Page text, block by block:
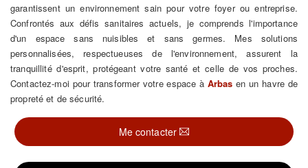
garantissent un environnement sain pour votre foyer ou entreprise.
Confrontés aux défis sanitaires actuels, je comprends l'importance
d'un espace sans nuisibles et sans germes. Mes solutions
personnalisées, respectueuses de l'environnement, assurent la
tranquillité d'esprit, protégeant votre santé et celle de vos proches.
Contactez-moi pour transformer votre espace à Arbas en un havre de
propreté et de sécurité.
Me contacter